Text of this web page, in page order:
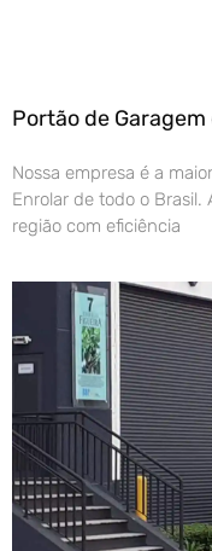
Portão de Garagem
Nossa empresa é a
Enrolar de todo o Brasil.
região com eficiência